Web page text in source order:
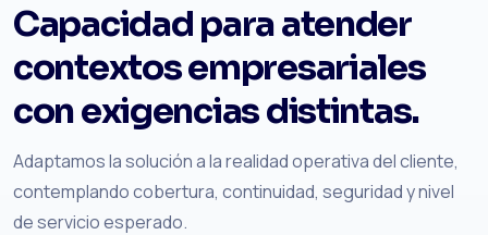
Capacidad para atender
contextos empresariales
con exigencias distintas.
Adaptamos la solución a la realidad operativa del cliente,
contemplando cobertura, continuidad, seguridad y nivel
de servicio esperado.